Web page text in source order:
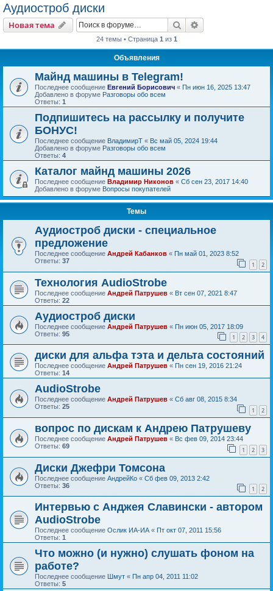
Аудиостроб диски
Новая тема Поиск
24 темы • Страница 1 из 1
Объявления
Майнд машины в Telegram!
Последнее сообщение Евгений Борисович « Пн июн 16, 2025 13:47
Добавлено в форуме Разговоры обо всем
Ответы: 1
Подпишитесь на рассылку и получите
БОНУС!
Последнее сообщение ВладимирТ « Вс май 05, 2024 19:44
Добавлено в форуме Разговоры обо всем
Ответы: 4
Каталог майнд машины 2026
Последнее сообщение Владимир Никонов « Сб сен 23, 2017 14:40
Добавлено в форуме Вопросы покупателей
Темы
Аудиостроб диски - специальное
предложение
Последнее сообщение Андрей Кабанков « Пн май 01, 2023 8:52
Ответы: 37 1 2
Технология AudioStrobe
Последнее сообщение Андрей Патрушев « Вт сен 07, 2021 8:47
Ответы: 22
Аудиостроб диски
Последнее сообщение Андрей Патрушев « Пн июн 05, 2017 18:09
Ответы: 95 1 2 3 4
диски для альфа тэта и дельта состояний
Последнее сообщение Андрей Патрушев « Пн сен 19, 2016 21:24
Ответы: 14
AudioStrobe
Последнее сообщение Андрей Патрушев « Сб авг 08, 2015 8:34
Ответы: 25 1 2
вопрос по дискам к Андрею Патрушеву
Последнее сообщение Андрей Патрушев « Вс фев 09, 2014 23:44
Ответы: 69 1 2 3
Диски Джефри Томсона
Последнее сообщение АндрейКо « Сб фев 09, 2013 2:42
Ответы: 36 1 2
Интервью с Анджея Славински - автором
AudioStrobe
Последнее сообщение Ослик ИА-ИА « Пт окт 07, 2011 15:56
Ответы: 1
Что можно (и нужно) слушать фоном на
работе?
Последнее сообщение Шмут « Пн апр 04, 2011 11:02
Ответы: 5